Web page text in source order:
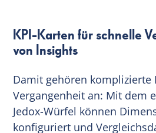
KPI-Karten für schnelle
von Insights
Damit gehören komplizierte
Vergangenheit an: Mit dem
Jedox-Würfel können
konfiguriert und